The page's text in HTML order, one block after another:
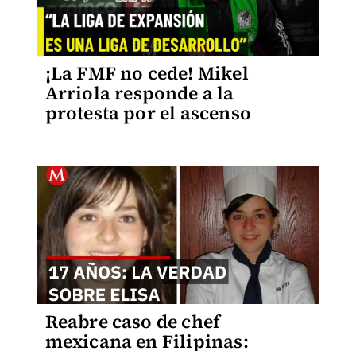
¡La FMF no cede! Mikel
Arriola responde a la
protesta por el ascenso
Reabre caso de chef
mexicana en Filipinas: